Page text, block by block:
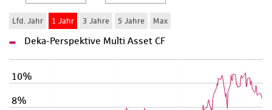
Deka-Perspektive Multi Asset CF
8%
10%